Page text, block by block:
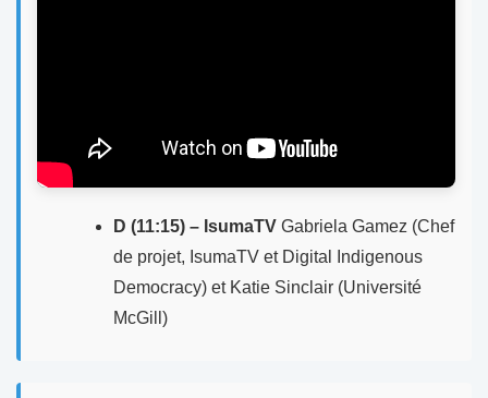
D (11:15) – IsumaTV Gabriela Gamez (Chef
de projet, IsumaTV et Digital Indigenous
Democracy) et Katie Sinclair (Université
McGill)